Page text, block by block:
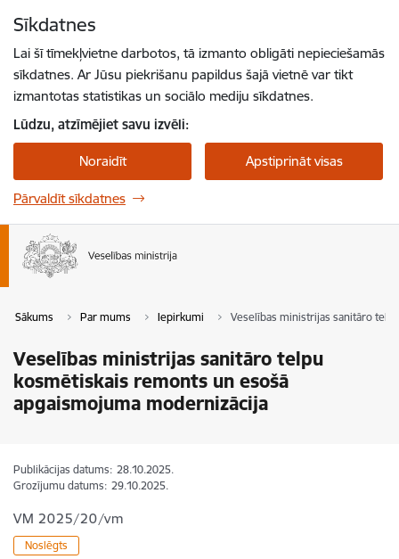
Sīkdatnes
Lai šī tīmekļvietne darbotos, tā izmanto obligāti nepieciešamās
sīkdatnes. Ar Jūsu piekrišanu papildus šajā vietnē var tikt
izmantotas statistikas un sociālo mediju sīkdatnes.
Lūdzu, atzīmējiet savu izvēli:
Noraidīt Apstiprināt visas
Pārvaldīt sīkdatnes
Sākums Par mums Iepirkumi Veselības ministrijas sanitāro
Veselības ministrijas sanitāro telpu
kosmētiskais remonts un esošā
apgaismojuma modernizācija
Publikācijas datums: 28.10.2025.
Grozījumu datums: 29.10.2025.
VM 2025/20/vm
Noslēgts